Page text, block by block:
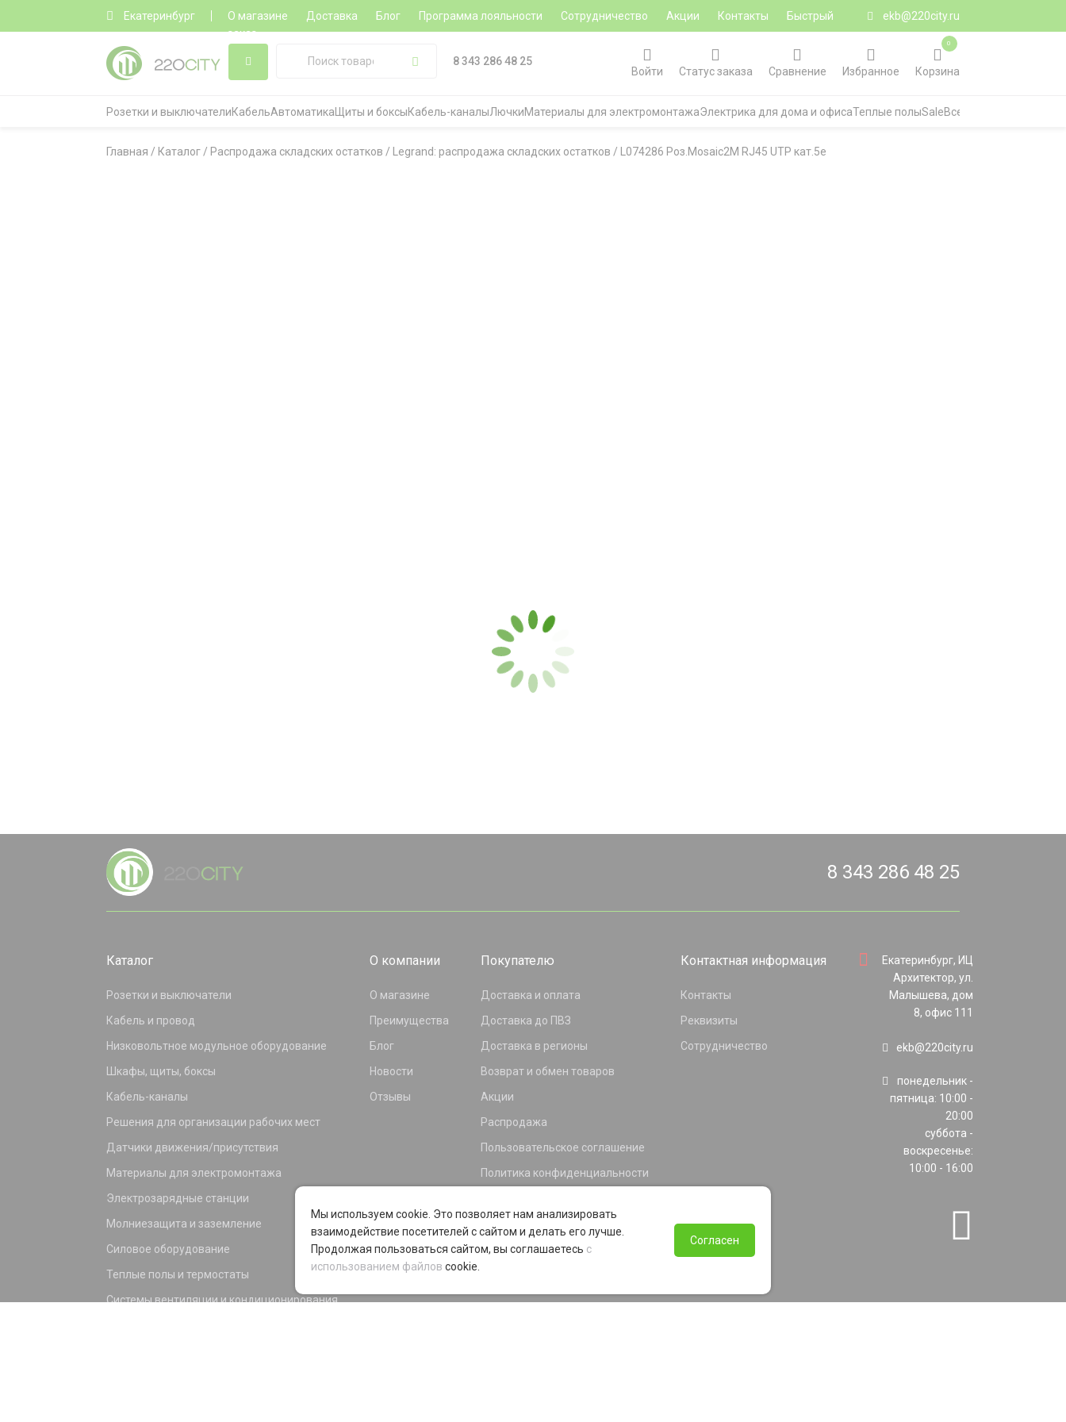
Екатеринбург О магазине Доставка Блог Программа лояльности Сотрудничество Акции Контакты
Быстрый
заказ
ekb@220city.ru
8 343 286 48 25
Войти
Статус заказа Сравнение Избранное Корзина
0
Розетки и выключателиКабельАвтоматика Щиты и боксыКабель-каналыЛючкиМатериалы для электромонтажаЭлектрика для дома и офисаТеплые полыSaleВсе категории
Главная / Каталог / Распродажа складских остатков / Legrand: распродажа складских остатков / L074286 Роз.Mosaic2М RJ45 UTP кат.5e
8 343 286 48 25
Каталог
Розетки и выключатели
Кабель и провод
Низковольтное модульное оборудование
Шкафы, щиты, боксы
Кабель-каналы
Решения для организации рабочих мест
Датчики движения/присутствия
Материалы для электромонтажа
Электрозарядные станции
Молниезащита и заземление
Силовое оборудование
Теплые полы и термостаты
Системы вентиляции и кондиционирования
О компании
О магазине
Преимущества
Блог
Новости
Отзывы
Покупателю
Доставка и оплата
Доставка до ПВЗ
Доставка в регионы
Возврат и обмен товаров
Акции
Распродажа
Пользовательское соглашение
Политика конфиденциальности
Программа лояльности
Контактная информация
Контакты
Реквизиты
Сотрудничество
Екатеринбург, ИЦ
Архитектор, ул.
Малышева, дом
8, офис 111
ekb@220city.ru
понедельник -
пятница: 10:00 -
20:00
суббота -
воскресенье:
10:00 - 16:00
Мы используем cookie. Это позволяет нам анализировать
взаимодействие посетителей с сайтом и делать его лучше.
Продолжая пользоваться сайтом, вы соглашаетесь с
использованием файлов cookie.
Согласен